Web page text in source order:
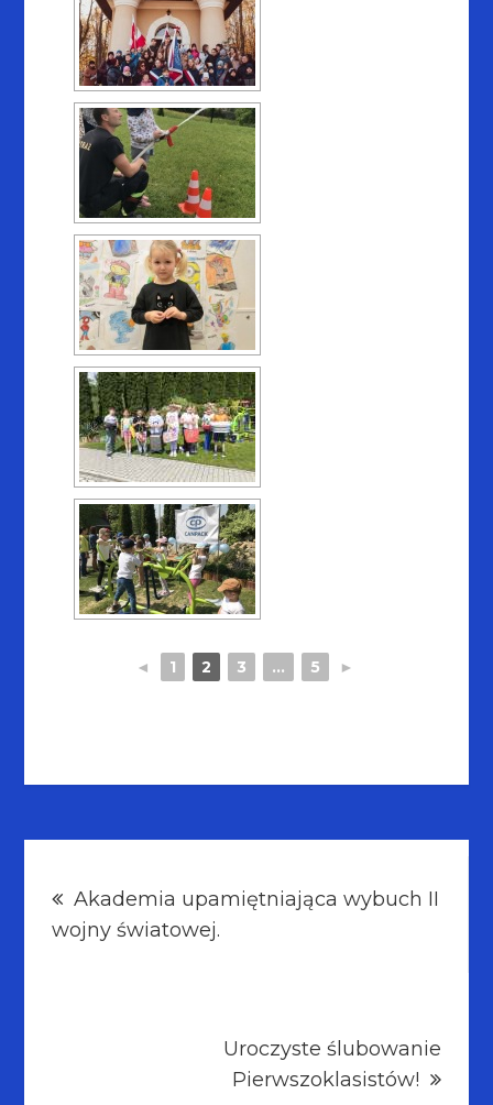
◄ 1 2 3 ... 5 ►
wpisu
Akademia upamiętniająca wybuch II
wojny światowej.
Uroczyste ślubowanie
Pierwszoklasistów!